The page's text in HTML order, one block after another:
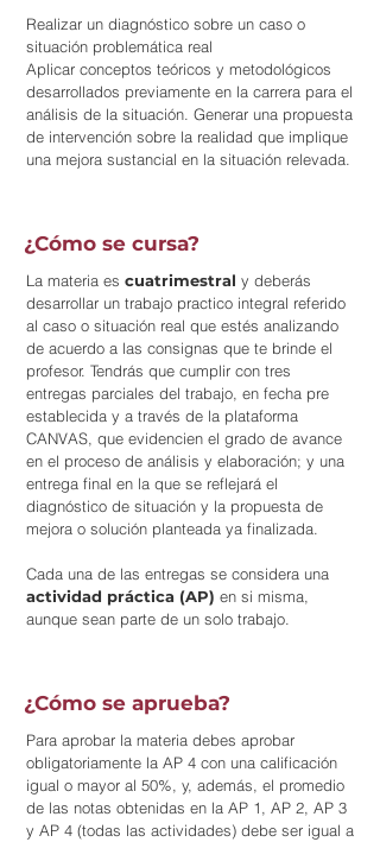
Realizar un diagnóstico sobre un caso o
situación problemática real
Aplicar conceptos teóricos y metodológicos
desarrollados previamente en la carrera para el
análisis de la situación. Generar una propuesta
de intervención sobre la realidad que implique
una mejora sustancial en la situación relevada.
¿Cómo se cursa?
La materia es cuatrimestral y deberás
desarrollar un trabajo practico integral referido
al caso o situación real que estés analizando
de acuerdo a las consignas que te brinde el
profesor. Tendrás que cumplir con tres
entregas parciales del trabajo, en fecha pre
establecida y a través de la plataforma
CANVAS, que evidencien el grado de avance
en el proceso de análisis y elaboración; y una
entrega final en la que se reflejará el
diagnóstico de situación y la propuesta de
mejora o solución planteada ya finalizada.
Cada una de las entregas se considera una
actividad práctica (AP) en si misma,
aunque sean parte de un solo trabajo.
¿Cómo se aprueba?
Para aprobar la materia debes aprobar
obligatoriamente la AP 4 con una calificación
igual o mayor al 50%, y, además, el promedio
de las notas obtenidas en la AP 1, AP 2, AP 3
y AP 4 (todas las actividades) debe ser igual a